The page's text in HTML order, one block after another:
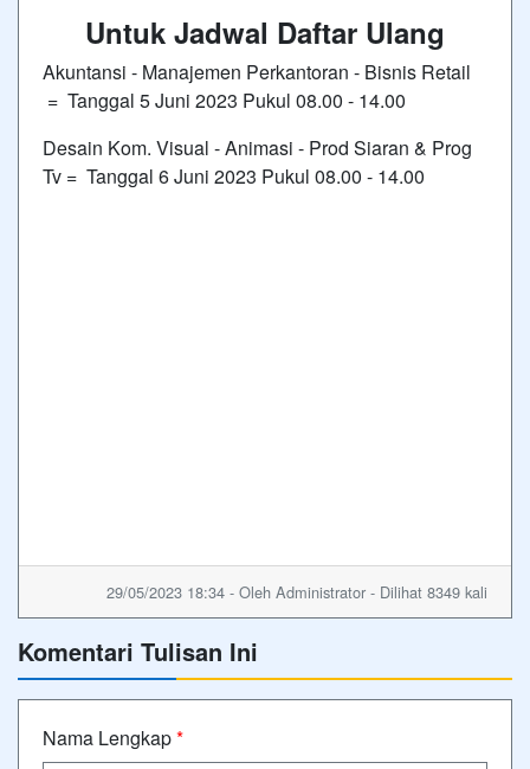
Untuk Jadwal Daftar Ulang
Akuntansi - Manajemen Perkantoran - Bisnis Retail
= Tanggal 5 Juni 2023 Pukul 08.00 - 14.00
Desain Kom. Visual - Animasi - Prod Siaran & Prog
Tv = Tanggal 6 Juni 2023 Pukul 08.00 - 14.00
29/05/2023 18:34 - Oleh Administrator - Dilihat 8349 kali
Komentari Tulisan Ini
Nama Lengkap*